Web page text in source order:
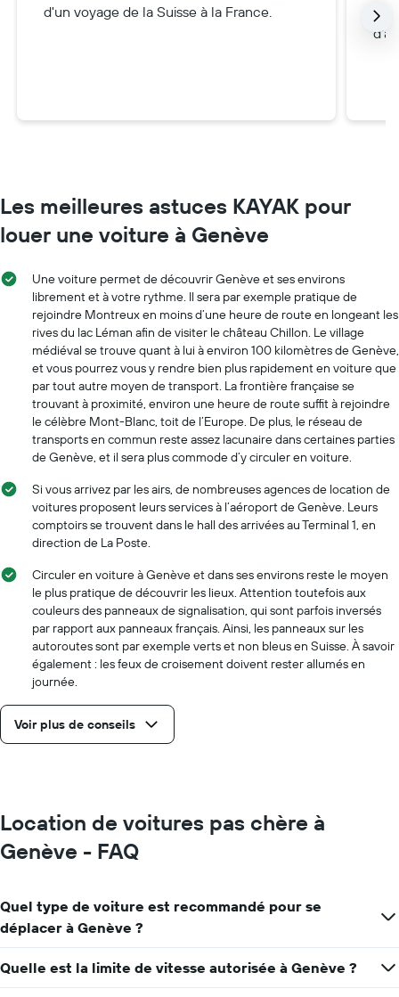
d'un voyage de la Suisse à la France.
Les meilleures astuces KAYAK pour
louer une voiture à Genève
Une voiture permet de découvrir Genève et ses environs
librement et à votre rythme. Il sera par exemple pratique de
rejoindre Montreux en moins d’une heure de route en longeant les
rives du lac Léman afin de visiter le château Chillon. Le village
médiéval se trouve quant à lui à environ 100 kilomètres de Genève,
et vous pourrez vous y rendre bien plus rapidement en voiture que
par tout autre moyen de transport. La frontière française se
trouvant à proximité, environ une heure de route suffit à rejoindre
le célèbre Mont-Blanc, toit de l’Europe. De plus, le réseau de
transports en commun reste assez lacunaire dans certaines parties
de Genève, et il sera plus commode d’y circuler en voiture.
Si vous arrivez par les airs, de nombreuses agences de location de
voitures proposent leurs services à l’aéroport de Genève. Leurs
comptoirs se trouvent dans le hall des arrivées au Terminal 1, en
direction de La Poste.
Circuler en voiture à Genève et dans ses environs reste le moyen
le plus pratique de découvrir les lieux. Attention toutefois aux
couleurs des panneaux de signalisation, qui sont parfois inversés
par rapport aux panneaux français. Ainsi, les panneaux sur les
autoroutes sont par exemple verts et non bleus en Suisse. À savoir
également : les feux de croisement doivent rester allumés en
journée.
Voir plus de conseils
Location de voitures pas chère à
Genève - FAQ
Quel type de voiture est recommandé pour se
déplacer à Genève ?
Quelle est la limite de vitesse autorisée à Genève ?